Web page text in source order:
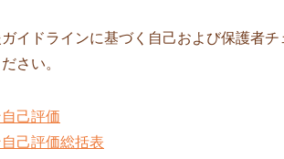
イドラインに基づく自己および保護者
さい。
己評価
己評価総括表